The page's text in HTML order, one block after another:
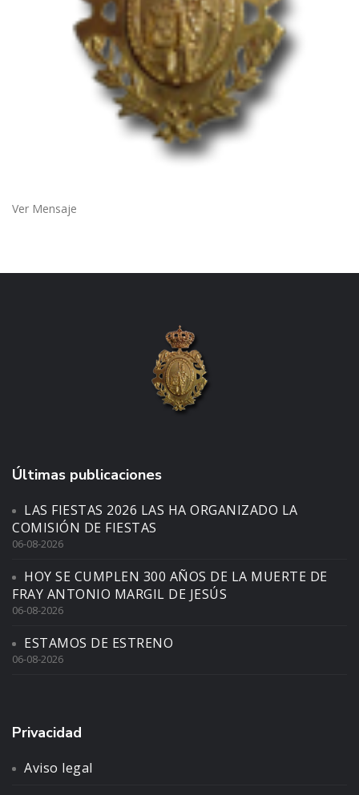
Ver Mensaje
Últimas publicaciones
LAS FIESTAS 2026 LAS HA ORGANIZADO LA
COMISIÓN DE FIESTAS
06-08-2026
HOY SE CUMPLEN 300 AÑOS DE LA MUERTE DE
FRAY ANTONIO MARGIL DE JESÚS
06-08-2026
ESTAMOS DE ESTRENO
06-08-2026
Privacidad
Aviso legal